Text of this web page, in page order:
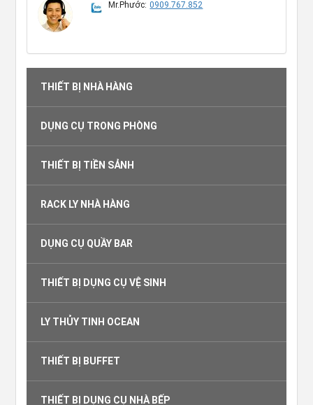
Mr.Phước: 0909.767.852
THIẾT BỊ NHÀ HÀNG
DỤNG CỤ TRONG PHÒNG
THIẾT BỊ TIỀN SẢNH
RACK LY NHÀ HÀNG
DỤNG CỤ QUẦY BAR
THIẾT BỊ DỤNG CỤ VỆ SINH
LY THỦY TINH OCEAN
THIẾT BỊ BUFFET
THIẾT BỊ DỤNG CỤ NHÀ BẾP